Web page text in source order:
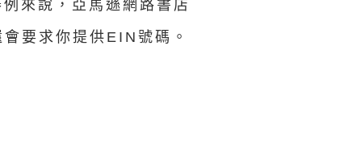
來說，亞馬遜網路書店
要求你提供EIN號碼。